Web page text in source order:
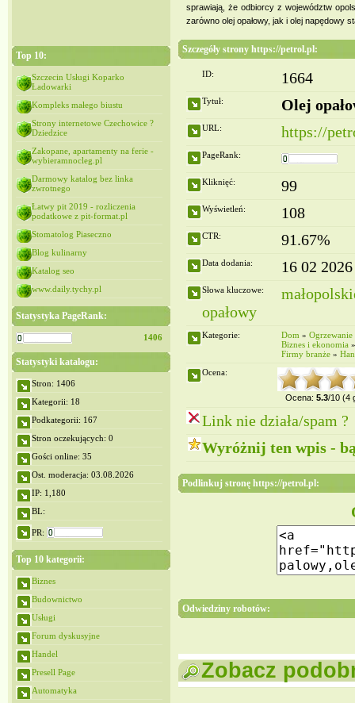
Top 10:
Szczecin Usługi Koparko
Ładowarki
Kompleks małego biustu
Strony internetowe Czechowice ?
Dziedzice
Zakopane, apartamenty na ferie -
wybieramnocleg.pl
Darmowy katalog bez linka
zwrotnego
Łatwy pit 2019 - rozliczenia
podatkowe z pit-format.pl
Stomatolog Piaseczno
Blog kulinarny
Katalog seo
www.daily.tychy.pl
Statystyka PageRank:
1406
Statystyki katalogu:
Stron: 1406
Kategorii: 18
Podkategorii: 167
Stron oczekujących: 0
Gości online: 35
Ost. moderacja: 03.08.2026
IP: 1,180
BL:
PR:
Top 10 kategorii:
Biznes
Budownictwo
Usługi
Forum dyskusyjne
Handel
Presell Page
Automatyka
sprawiają, że odbiorcy z województw
zarówno olej opałowy, jak i olej napędowy
Szczegóły strony https://petrol.pl:
ID: 1664
Tytuł: Olej
URL: https://
PageRank:
Kliknięć: 99
Wyświetleń: 108
CTR: 91.67%
Data dodania: 16 02 2026
Słowa kluczowe:
opałowy
Kategorie: Dom » Ogrzewanie
Biznes i ekonomia
Firmy branże »
Ocena:
Ocena: 5.3/10 (4
Link nie działa/spam ?
Wyróżnij ten wpis -
Podlinkuj stronę https://petrol.pl:
Odwiedziny robotów:
Zobacz